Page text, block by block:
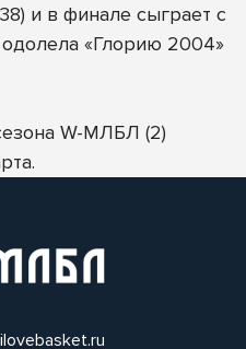
и в финале сыграет с
«Глорию 2004»
W-МЛБЛ (2)